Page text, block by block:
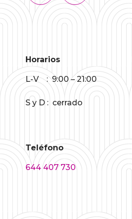
Horarios
L-V : 9:00 – 21:00
S y D : cerrado
Teléfono
644 407 730